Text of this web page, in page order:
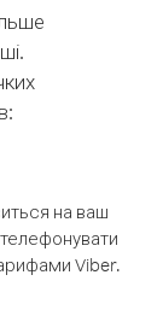
на ваш
Viber.